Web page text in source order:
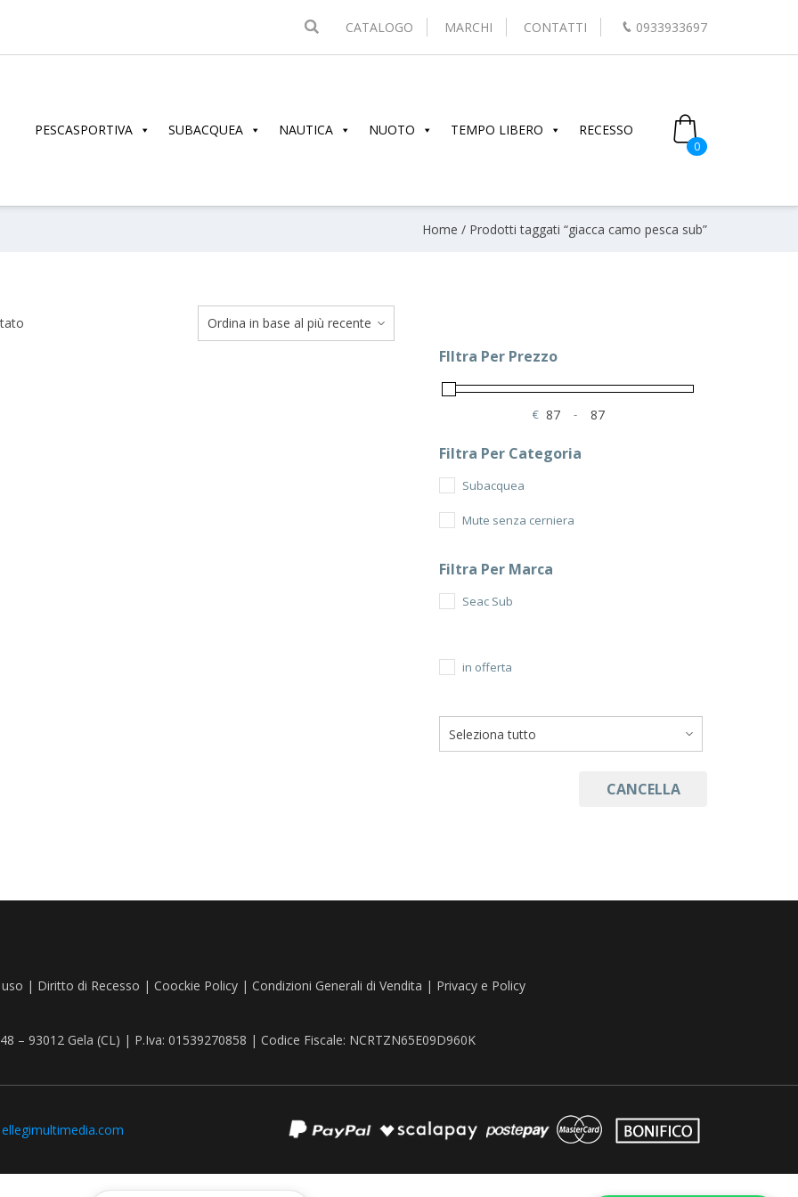
CATALOGO MARCHI CONTATTI 0933933697
PESCASPORTIVA SUBACQUEA NAUTICA NUOTO TEMPO LIBERO RECESSO
0
Home / Prodotti taggati “giacca camo pesca sub”
FIltra Per Prezzo
€
Minimum Price
-
Maximum Price
Filtra Per Categoria
Subacquea
Mute senza cerniera
Filtra Per Marca
Seac Sub
in offerta
CANCELLA
| Diritto di Recesso | Coockie Policy| Condizioni Generali di Vendita | Privacy e Policy
– 93012 Gela (CL) | P.Iva: 01539270858 | Codice Fiscale: NCRTZN65E09D960K
ellegimultimedia.com